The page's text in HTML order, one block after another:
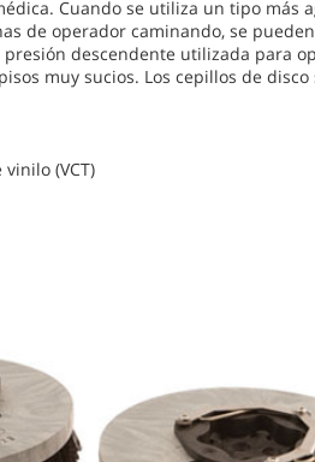
Cuando se utiliza un tipo más
de operador caminando, se
descendente utilizada para
muy sucios. Los cepillos de
(VCT)